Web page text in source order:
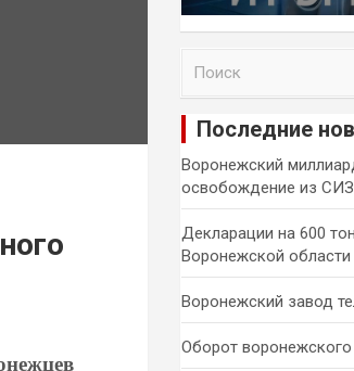
и
Последние
Воронежский
освобождение из
Декларации на 600
Воронежской области
Воронежский завод
Оборот